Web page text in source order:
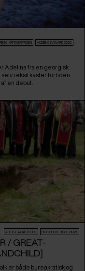
KRITIKERPRISEN AUDIENCE AWARD 2026
Adelina fra en georgisk
selv i eksil kaster fortiden
en debut.
ARTISTS & AUTEURS RIGHT HERE, RIGHT NOW
/ GREAT-
er både bureakratisk og